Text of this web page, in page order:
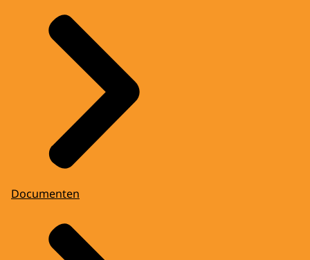
Documenten